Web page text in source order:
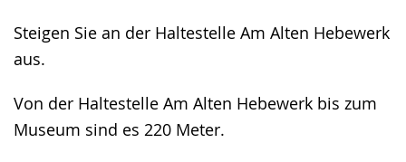
Steigen Sie an der Haltestelle Am Alten Hebewerk
aus.
Von der Haltestelle Am Alten Hebewerk bis zum
Museum sind es 220 Meter.